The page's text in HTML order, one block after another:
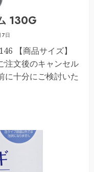
130G
7日
【商品サイズ】
注文後のキャンセル
に十分にご検討いた